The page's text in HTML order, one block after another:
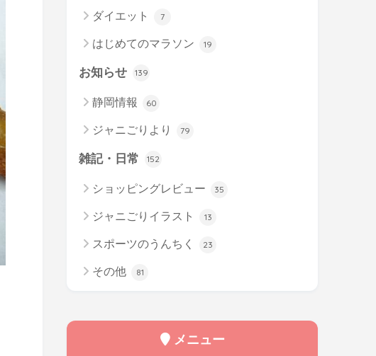
ダイエット 7
はじめてのマラソン 19
お知らせ 139
静岡情報 60
ジャニごりより 79
雑記・日常 152
ショッピングレビュー 35
ジャニごりイラスト 13
スポーツのうんちく 23
その他 81
メニュー